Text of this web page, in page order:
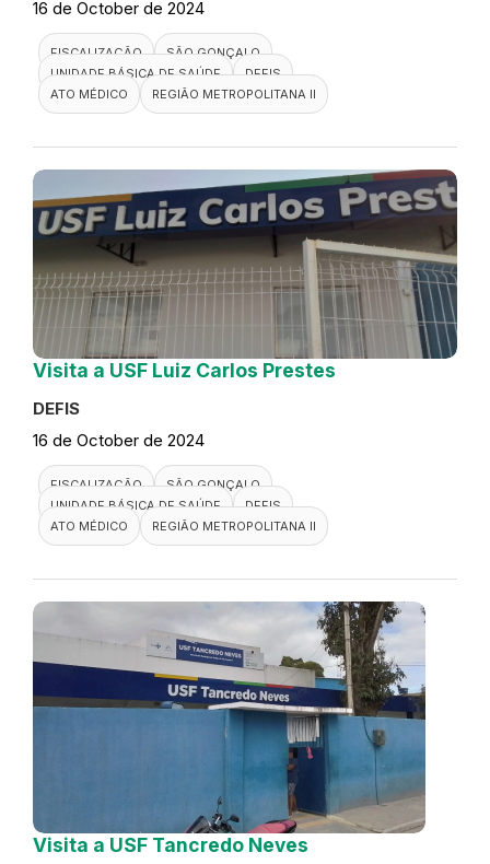
16 de October de 2024
FISCALIZAÇÃO
SÃO GONÇALO
UNIDADE BÁSICA DE SAÚDE
DEFIS
ATO MÉDICO
REGIÃO METROPOLITANA II
Visita a USF Luiz Carlos Prestes
DEFIS
16 de October de 2024
FISCALIZAÇÃO
SÃO GONÇALO
UNIDADE BÁSICA DE SAÚDE
DEFIS
ATO MÉDICO
REGIÃO METROPOLITANA II
Visita a USF Tancredo Neves